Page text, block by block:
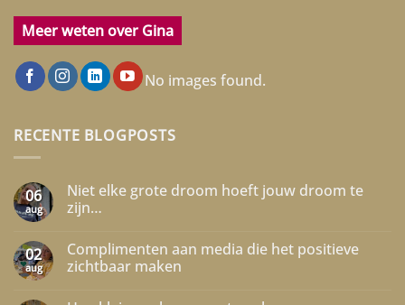
Meer weten over Gina
No images found.
RECENTE BLOGPOSTS
06
aug
Niet elke grote droom hoeft jouw droom te
zijn…
op
Niet
elke
02
aug
Complimenten aan media die het positieve
zichtbaar maken